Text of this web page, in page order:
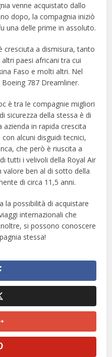
venne acquistato dallo
dopo, la compagnia iniziò
una delle prime in assoluto.
cresciuta a dismisura, tanto
paesi africani tra cui
Faso e molti altri. Nel
787 Dreamliner.
è tra le compagnie migliori
sicurezza della stessa è di
in rapida crescita
alcuni disguidi tecnici,
che però è riuscita a
tutti i velivoli della Royal Air
valore ben al di sotto della
di circa 11,5 anni.
la possibilità di acquistare
internazionali che
si possono conoscere
stessa!